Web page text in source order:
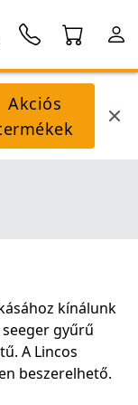
Akciós
kínálunk
gyűrű
A Lincos
beszerelhető.